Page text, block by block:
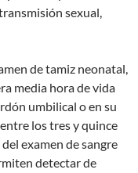
sexual,
de tamiz neonatal,
media hora de vida
umbilical o en su
los tres y quince
examen de sangre
detectar de